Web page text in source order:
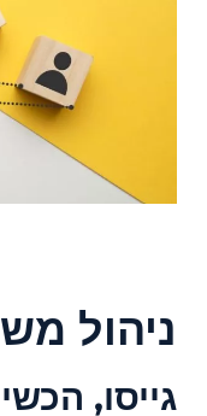
ניהול
גייסו,